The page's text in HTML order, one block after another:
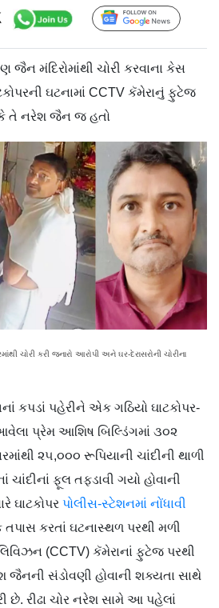
Follow Us
મંદિરોમાંથી ચોરી કરવાના કેસ
ઘટનામાં CCTV કૅમેરાનું ફુટેજ
તે નરેશ જૈન જ હતો
ચોરી કરી જનારો આરોપી અને ઘર-દેરાસરોની ચોરીના
કપડાં પહેરીને એક ગઠિયો ઘાટકોપર-
પ્રેમ આશિષ બિલ્ડિંગમાં ૩૦૨
૨૫,૦૦૦ રૂપિયાની ચાંદીની થાળી
ચાંદીનાં ફૂલ તફડાવી ગયો હોવાની
ઘાટકોપર પોલીસ-સ્ટેશનમાં નોંધાવી
કરતાં ઘટનાસ્થળ પરથી મળી
(CCTV) કૅમેરાનાં ફુટેજ પરથી
જૈનની સંડોવણી હોવાની શક્યતા સાથે
છે. રીઢા ચોર નરેશ સામે આ પહેલાં